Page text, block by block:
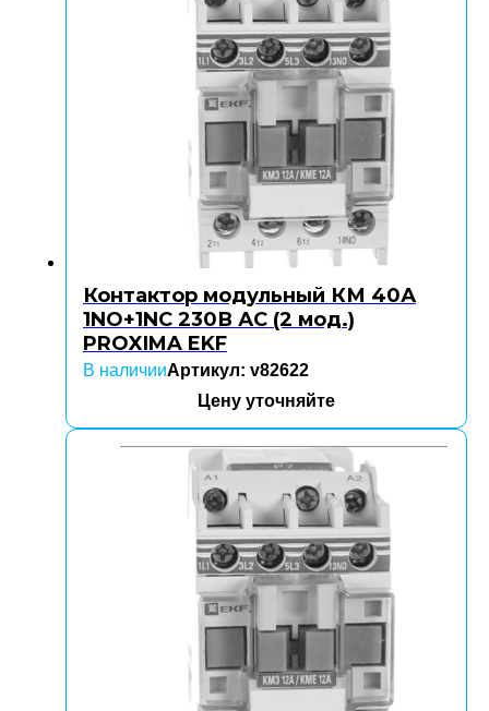
Контактор модульный КМ 40А
1NO+1NC 230В АС (2 мод.)
PROXIMA EKF
В наличииАртикул: v82622
Цену уточняйте